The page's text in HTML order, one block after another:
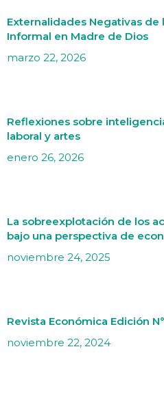
Externalidades Negativas de
Informal en Madre de Dios
marzo 22, 2026
Reflexiones sobre
laboral y artes
enero 26, 2026
La sobreexplotación de los
bajo una perspectiva de
noviembre 24, 2025
Revista Económica Edición
noviembre 22, 2024